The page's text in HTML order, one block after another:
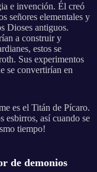
e invención. Él creó
señores elementales y
Dioses antiguos.
a construir y
estos se
Sus experimentos
se convertirían en
es el Titán de Pícaro.
esbirros, así cuando se
tiempo!
de demonios